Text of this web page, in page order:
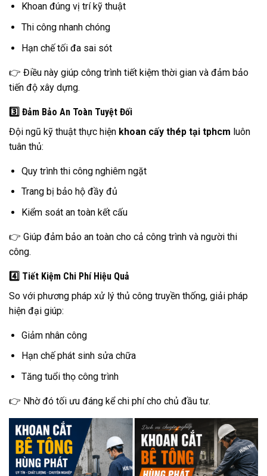
Khoan đúng vị trí kỹ thuật
Thi công nhanh chóng
Hạn chế tối đa sai sót
👉 Điều này giúp công trình tiết kiệm thời gian và đảm bảo
tiến độ xây dựng.
3️⃣ Đảm Bảo An Toàn Tuyệt Đối
Đội ngũ kỹ thuật thực hiện khoan cấy thép tại tphcm luôn
tuân thủ:
Quy trình thi công nghiêm ngặt
Trang bị bảo hộ đầy đủ
Kiểm soát an toàn kết cấu
👉 Giúp đảm bảo an toàn cho cả công trình và người thi
công.
4️⃣ Tiết Kiệm Chi Phí Hiệu Quả
So với phương pháp xử lý thủ công truyền thống, giải pháp
hiện đại giúp:
Giảm nhân công
Hạn chế phát sinh sửa chữa
Tăng tuổi thọ công trình
👉 Nhờ đó tối ưu đáng kể chi phí cho chủ đầu tư.